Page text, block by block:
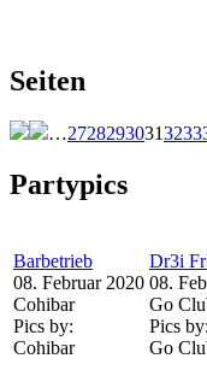
Seiten
…27282930313233
Partypics
Barbetrieb
08. Februar 2020
Cohibar
Pics by:
Cohibar
Dr3i
08.
Go
Pics by:
Go